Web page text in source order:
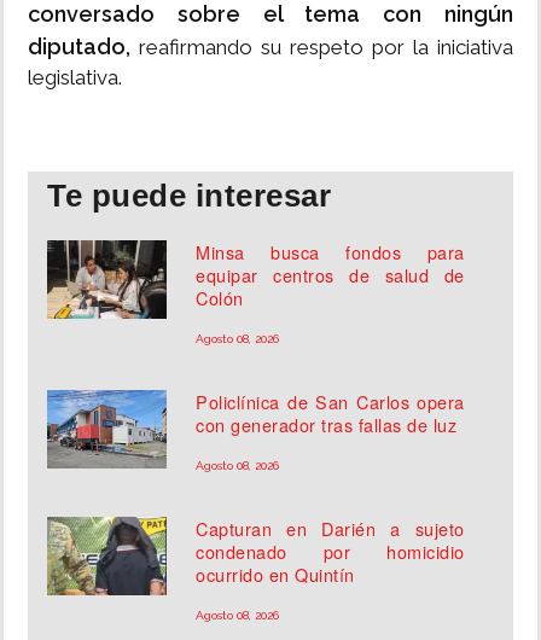
conversado sobre el tema con ningún
diputado, reafirmando su respeto por la iniciativa
legislativa.
Te puede interesar
Minsa busca fondos para
equipar centros de salud de
Colón
Agosto 08, 2026
Policlínica de San Carlos opera
con generador tras fallas de luz
Agosto 08, 2026
Capturan en Darién a sujeto
condenado por homicidio
ocurrido en Quintín
Agosto 08, 2026